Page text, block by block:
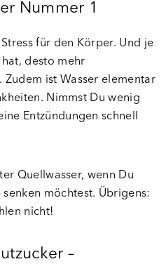
Nummer 1
für den Körper. Und je
desto mehr
Zudem ist Wasser elementar
Nimmst Du wenig
Entzündungen schnell
Quellwasser, wenn Du
möchtest. Übrigens:
nicht!
–